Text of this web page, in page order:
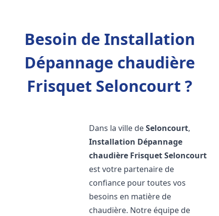
Besoin de Installation
Dépannage chaudière
Frisquet Seloncourt ?
Dans la ville deSeloncourt,
Installation Dépannage
chaudière FrisquetSeloncourt
est votre partenaire de
confiance pour toutes vos
besoins en matière de
chaudière. Notre équipe de